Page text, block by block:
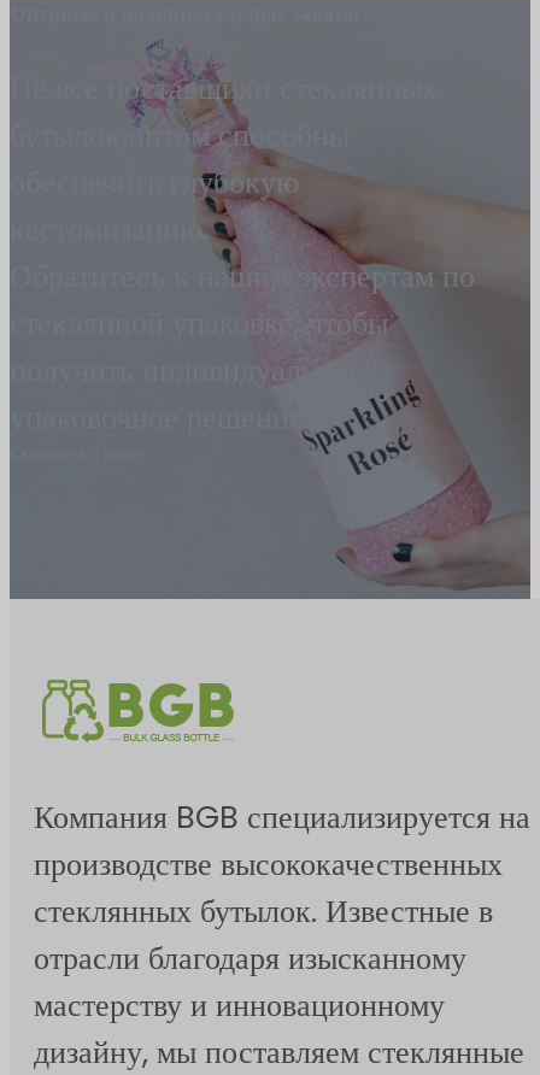
Не все поставщики стеклянных
бутылок оптом способны
обеспечить глубокую
кастомизацию.
Обратитесь к нашим экспертам по
стеклянной упаковке, чтобы
получить индивидуальное
Компания BGB специализируется на
производстве высококачественных
стеклянных бутылок. Известные в
отрасли благодаря изысканному
мастерству и инновационному
дизайну, мы поставляем стеклянные